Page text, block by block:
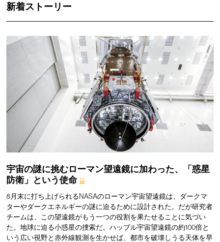
新着ストーリー
宇宙の謎に挑むローマン望遠鏡に加わった、「惑星
防衛」という使命
8月末に打ち上げられるNASAのローマン宇宙望遠鏡は、ダークマ
ターやダークエネルギーの謎に迫るために設計された。だが研究者
チームは、この望遠鏡がもう一つの役割を果たせることに気づい
た。地球に迫る小惑星の捜索だ。ハッブル宇宙望遠鏡の約100倍と
いう広い視野と赤外線観測を生かせば、都市を破壊しうる天体を早